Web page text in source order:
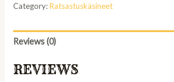
Category:Ratsastuskäsineet
Reviews (0)
REVIEWS